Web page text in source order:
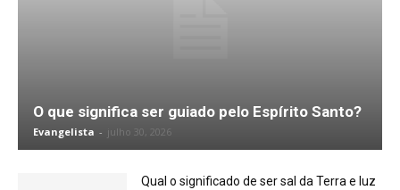
O que significa ser guiado pelo Espírito Santo?
Evangelista - julho 30, 2026
Qual o significado de ser sal da Terra e luz